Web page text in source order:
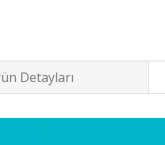
Detayları